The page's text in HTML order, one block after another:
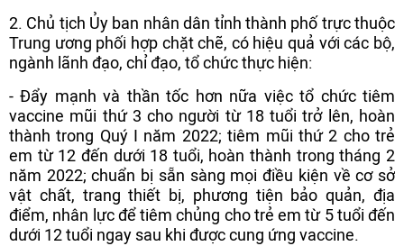
2. Chủ tịch Ủy ban nhân dân tỉnh thành phố trực thuộc
Trung ương phối hợp chặt chẽ, có hiệu quả với các bộ,
ngành lãnh đạo, chỉ đạo, tổ chức thực hiện:
- Đẩy mạnh và thần tốc hơn nữa việc tổ chức tiêm
vaccine mũi thứ 3 cho người từ 18 tuổi trở lên, hoàn
thành trong Quý I năm 2022; tiêm mũi thứ 2 cho trẻ
em từ 12 đến dưới 18 tuổi, hoàn thành trong tháng 2
năm 2022; chuẩn bị sẵn sàng mọi điều kiện về cơ sở
vật chất, trang thiết bị, phương tiện bảo quản, địa
điểm, nhân lực để tiêm chủng cho trẻ em từ 5 tuổi đến
dưới 12 tuổi ngay sau khi được cung ứng vaccine.